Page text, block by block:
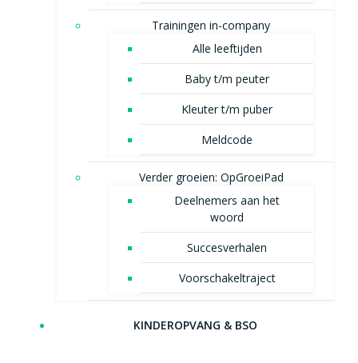
Trainingen in-company
Alle leeftijden
Baby t/m peuter
Kleuter t/m puber
Meldcode
Verder groeien: OpGroeiPad
Deelnemers aan het
woord
Succesverhalen
Voorschakeltraject
KINDEROPVANG & BSO